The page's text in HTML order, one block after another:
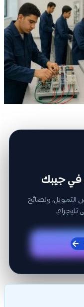
في جيبك
التمويل، ونصائح
تليجرام.